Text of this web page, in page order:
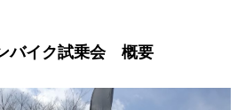
バイク試乗会 概要